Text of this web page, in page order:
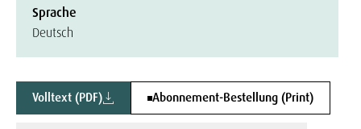
Sprache
Deutsch
Volltext (PDF) Abonnement-Bestellung (Print)